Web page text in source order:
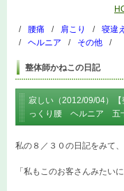
腰痛 肩こり 寝違え
ヘルニア
その他
整体師かねこの日記
寂しい（2012/09/04
っくり腰 ヘルニア 五
私の８／３０の日記をみて
「私もこのお客さんみたい